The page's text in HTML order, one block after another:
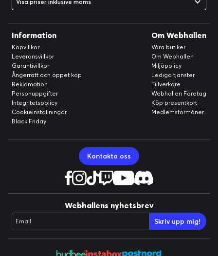
Visa priser inklusive moms
Information
Köpvillkor
Leveransvillkor
Garantivillkor
Ångerrätt och öppet köp
Reklamation
Personuppgifter
Integritetspolicy
Cookieinställningar
Black Friday
Om Webhallen
Våra butiker
Om Webhallen
Miljöpolicy
Lediga tjänster
Tillverkare
Webhallen Företag
Köp presentkort
Medlemsförmåner
Kontakta oss
Webhallens nyhetsbrev
Email Skriv upp mig!